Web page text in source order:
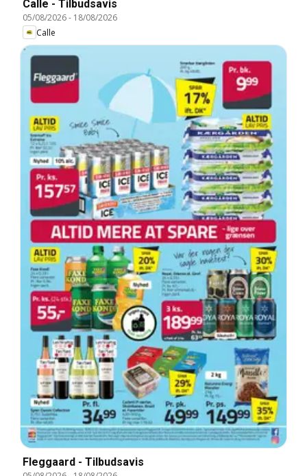
Calle - Tilbudsavis
05/08/2026- 18/08/2026
Calle
Fleggaard - Tilbudsavis